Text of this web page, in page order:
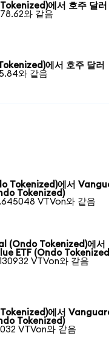
에서 호주 달러
와 같음
에서 호주 달러
와 같음
Tokenized)에서
Tokenized)
VTVon와 같음
(Ondo Tokenized)에서
ETF (Ondo
VTVon와 같음
에서
Tokenized)
VTVon와 같음